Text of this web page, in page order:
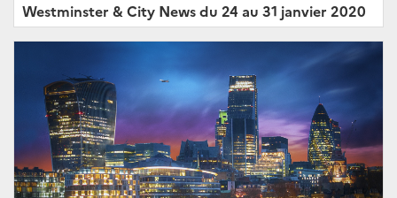
Westminster & City News du 24 au 31 janvier 2020